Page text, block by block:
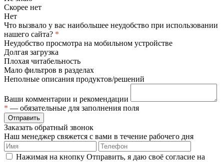
Скорее нет
Нет
Что вызвало у вас наибольшее неудобство при использовании
нашего сайта? *
Неудобство просмотра на мобильном устройстве
Долгая загрузка
Плохая читабельность
Мало фильтров в разделах
Неполные описания продуктов/решений
Ваши комментарии и рекомендации
* — обязательные для заполнения поля
Отправить
Заказать обратный звонок
Наш менеджер свяжется с вами в течение рабочего дня
Нажимая на кнопку Отправить, я даю своё согласие на